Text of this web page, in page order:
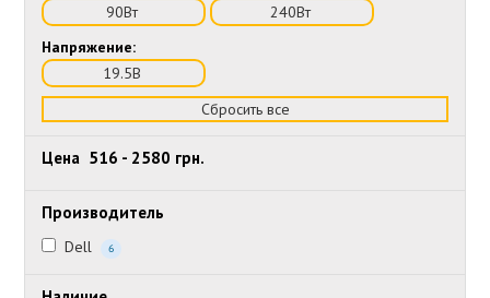
90Вт
240Вт
Напряжение:
19.5В
Сбросить все
Цена 516 - 2580 грн.
Производитель
Dell 6